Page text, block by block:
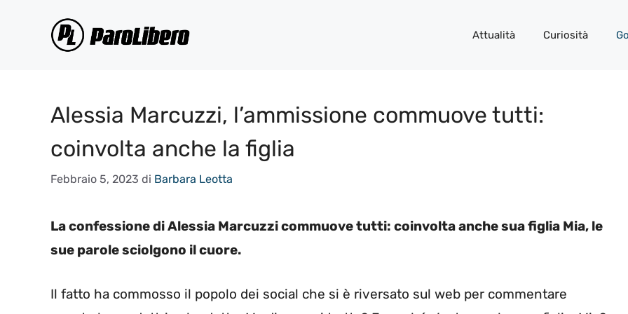
Attualità Curiosità
Alessia Marcuzzi, l’ammissione commuove tutti:
coinvolta anche la figlia
Febbraio 5, 2023 di Barbara Leotta
La confessione di Alessia Marcuzzi commuove tutti: coinvolta anche sua figlia Mia, le
sue parole sciolgono il cuore.
Il fatto ha commosso il popolo dei social che si è riversato sul web per commentare